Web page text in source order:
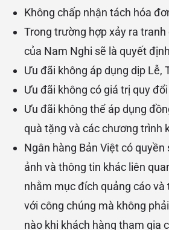
Không chấp nhận tách hóa
Trong trường hợp xảy ra
của Nam Nghi sẽ là quyết
Ưu đãi không áp dụng dịp Lễ,
Ưu đãi không có giá trị quy
Ưu đãi không thể áp dụng
quà tặng và các chương trình
Ngân hàng Bản Việt có quyền
ảnh và thông tin khác liên
nhằm mục đích quảng cáo và
với công chúng mà không
nào khi khách hàng tham gia